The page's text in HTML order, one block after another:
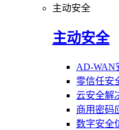
主动安全
主动安全
AD-WAN
零信任安
云安全解
商用密码
数字安全